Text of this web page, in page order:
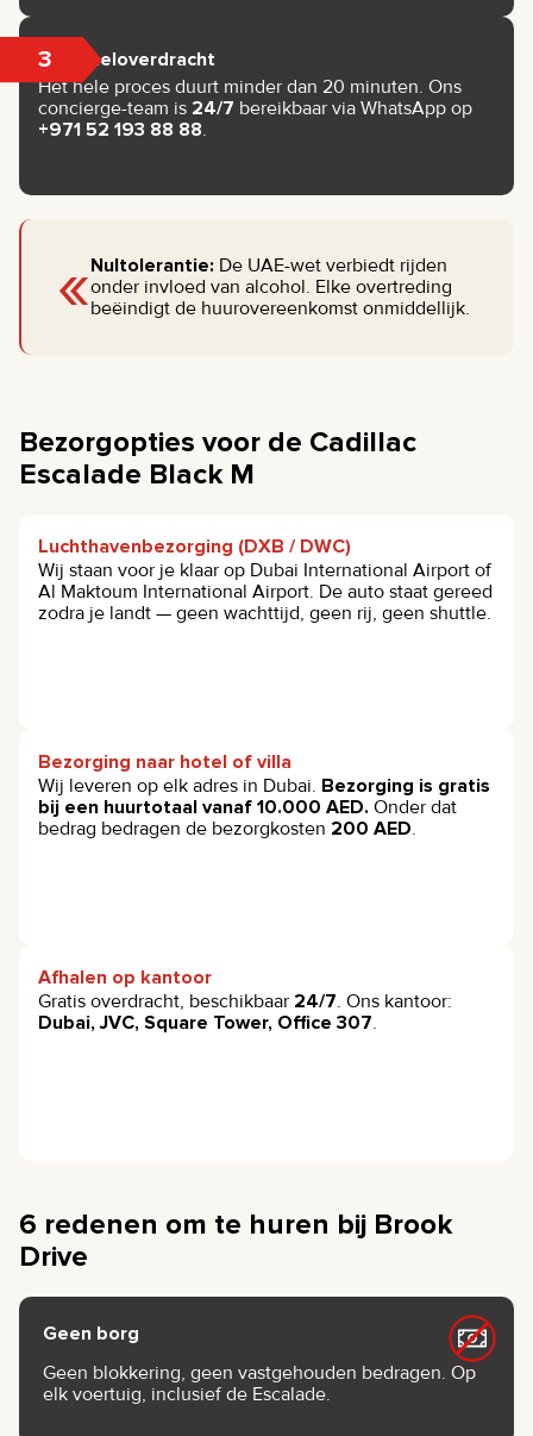
3 Sleuteloverdracht
Het hele proces duurt minder dan 20 minuten. Ons
concierge-team is 24/7 bereikbaar via WhatsApp op
+971 52 193 88 88.
«Nultolerantie: De UAE-wet verbiedt rijden
onder invloed van alcohol. Elke overtreding
beëindigt de huurovereenkomst onmiddellijk.
Bezorgopties voor de Cadillac
Escalade Black M
Luchthavenbezorging (DXB / DWC)
Wij staan voor je klaar op Dubai International Airport of
Al Maktoum International Airport. De auto staat gereed
zodra je landt — geen wachttijd, geen rij, geen shuttle.
Bezorging naar hotel of villa
Wij leveren op elk adres in Dubai. Bezorging is gratis
bij een huurtotaal vanaf 10.000 AED. Onder dat
bedrag bedragen de bezorgkosten 200 AED.
Afhalen op kantoor
Gratis overdracht, beschikbaar 24/7. Ons kantoor:
Dubai, JVC, Square Tower, Office 307.
6 redenen om te huren bij Brook
Drive
Geen borg
Geen blokkering, geen vastgehouden bedragen. Op
elk voertuig, inclusief de Escalade.